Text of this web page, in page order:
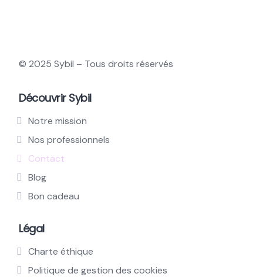
© 2025 Sybil – Tous droits réservés
Découvrir Sybil
Notre mission
Nos professionnels
Contact
Blog
Bon cadeau
Légal
Charte éthique
Politique de gestion des cookies